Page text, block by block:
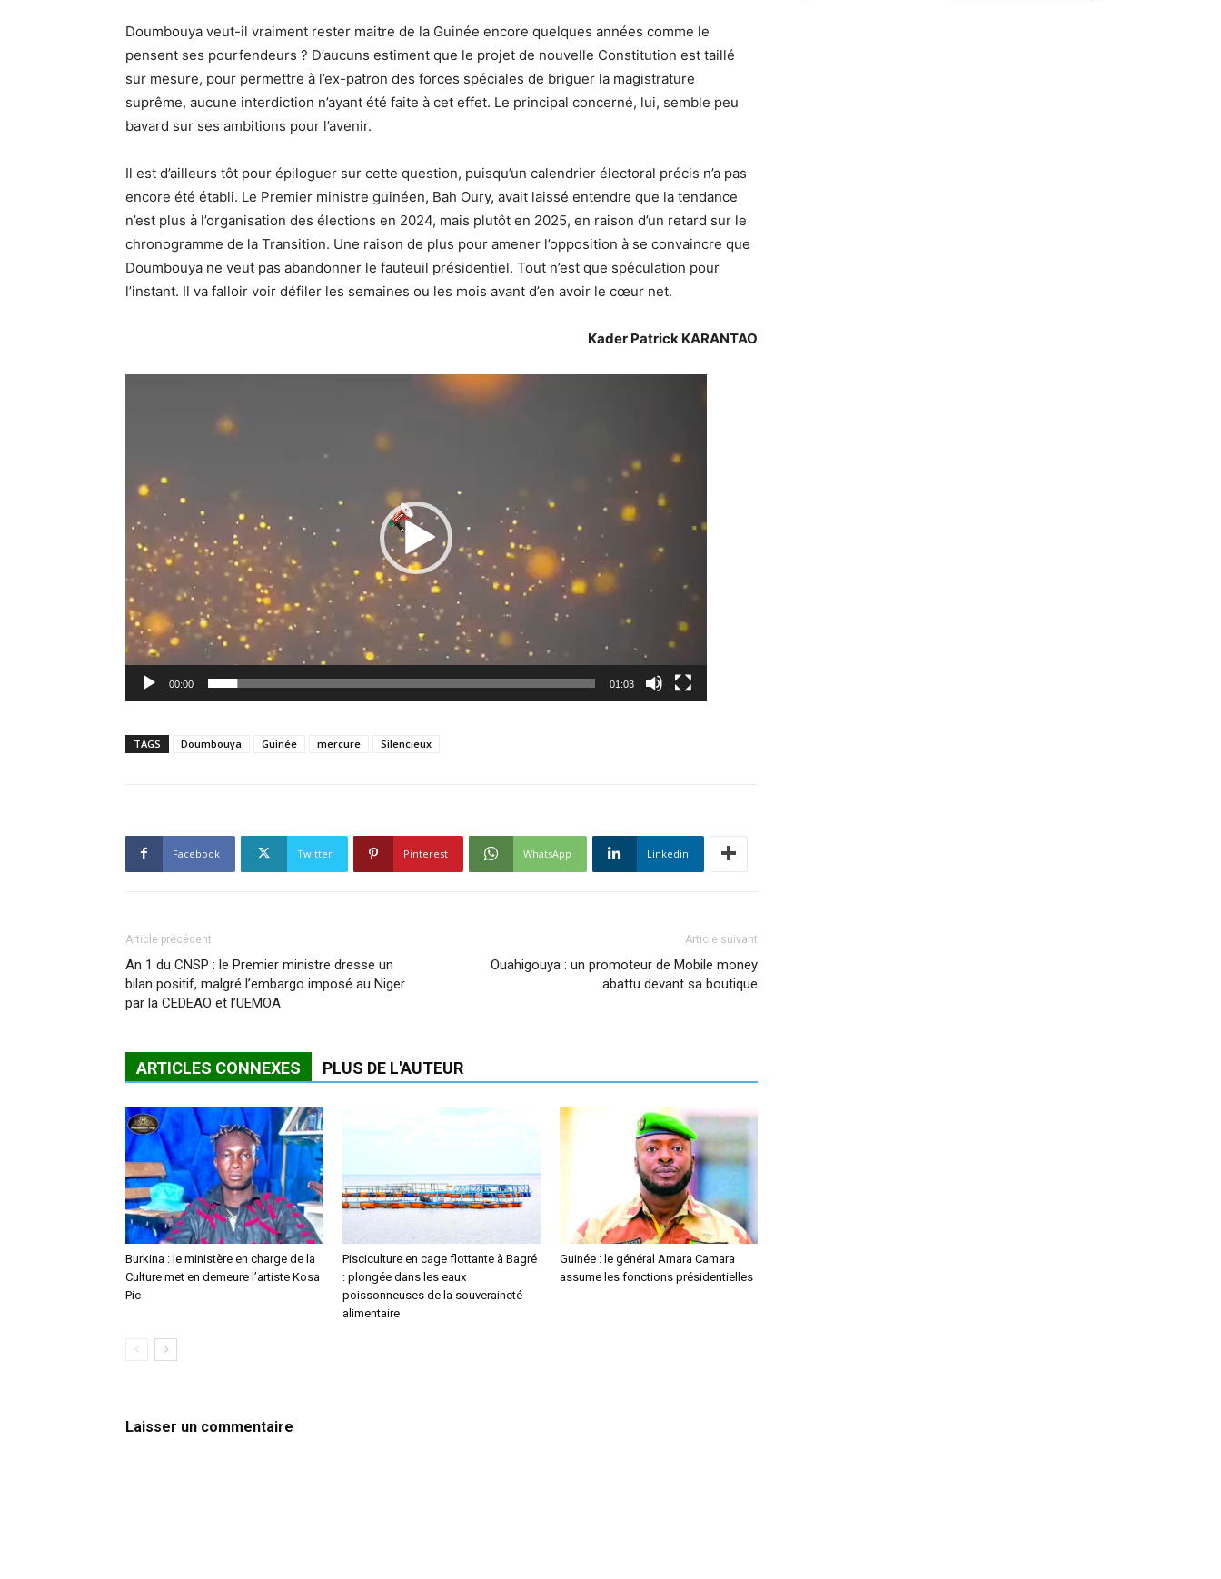
Doumbouya veut-il vraiment rester maitre de la Guinée encore quelques années comme le
pensent ses pourfendeurs ? D’aucuns estiment que le projet de nouvelle Constitution est taillé
sur mesure, pour permettre à l’ex-patron des forces spéciales de briguer la magistrature
suprême, aucune interdiction n’ayant été faite à cet effet. Le principal concerné, lui, semble peu
bavard sur ses ambitions pour l’avenir.
Il est d’ailleurs tôt pour épiloguer sur cette question, puisqu’un calendrier électoral précis n’a pas
encore été établi. Le Premier ministre guinéen, Bah Oury, avait laissé entendre que la tendance
n’est plus à l’organisation des élections en 2024, mais plutôt en 2025, en raison d’un retard sur le
chronogramme de la Transition. Une raison de plus pour amener l’opposition à se convaincre que
Doumbouya ne veut pas abandonner le fauteuil présidentiel. Tout n’est que spéculation pour
l’instant. Il va falloir voir défiler les semaines ou les mois avant d’en avoir le cœur net.
Kader Patrick KARANTAO
Lecteur
00:00 01:03
TAGS Doumbouya Guinée mercure Silencieux
Facebook Twitter Pinterest WhatsApp Linkedin
Article précédent
An 1 du CNSP : le Premier ministre dresse un
bilan positif, malgré l’embargo imposé au Niger
par la CEDEAO et l’UEMOA
Article suivant
Ouahigouya : un promoteur de Mobile money
abattu devant sa boutique
ARTICLES CONNEXES PLUS DE L'AUTEUR
Burkina : le ministère en charge de la
Culture met en demeure l’artiste Kosa
Pic
Pisciculture en cage flottante à Bagré
: plongée dans les eaux
poissonneuses de la souveraineté
alimentaire
Guinée : le général Amara Camara
assume les fonctions présidentielles
Laisser un commentaire